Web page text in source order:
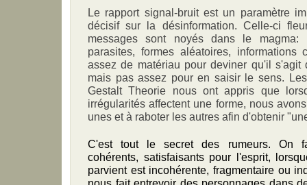
Le rapport signal-bruit est un paramètre
décisif sur la désinformation. Celle-ci
messages sont noyés dans le
parasites, formes aléatoires, informations
assez de matériau pour deviner qu'il s'agit
mais pas assez pour en saisir le sens.
Gestalt Theorie nous ont appris que
irrégularités affectent une forme, nous
unes et à raboter les autres afin d'obtenir
C'est tout le secret des rumeurs. On
cohérents, satisfaisants pour l'esprit,
parvient est incohérente, fragmentaire ou